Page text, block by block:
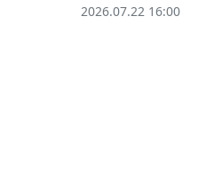
2026.07.22 16:00